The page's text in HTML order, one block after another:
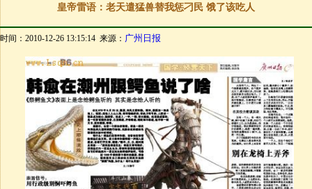
皇帝雷语：老天遣猛兽替我惩刁民 饿了该吃人
时间：2010-12-26 13:15:14 来源： 广州日报